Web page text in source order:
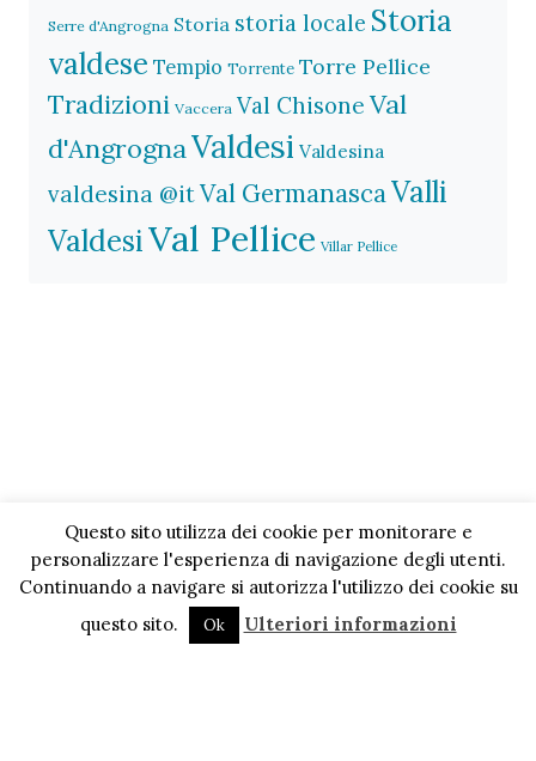
Serre d'Angrogna Storia storia locale Storia
valdese Tempio Torrente Torre Pellice
Tradizioni Vaccera Val Chisone Val
d'AngrognaValdesi Valdesina
valdesina @itVal GermanascaValli
ValdesiVal Pellice Villar Pellice
Questo sito utilizza dei cookie per monitorare e
personalizzare l'esperienza di navigazione degli utenti.
Continuando a navigare si autorizza l'utilizzo dei cookie su
questo sito.
Ok Ulteriori informazioni